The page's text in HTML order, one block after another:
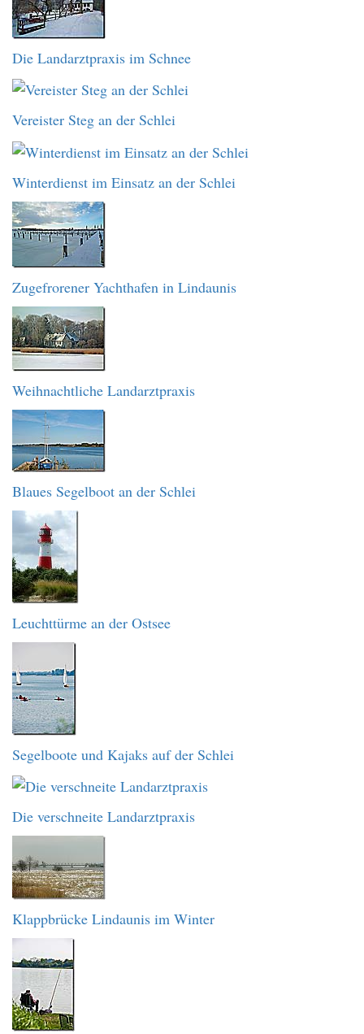
Die Landarztpraxis im Schnee
Vereister Steg an der Schlei
Winterdienst im Einsatz an der Schlei
Zugefrorener Yachthafen in Lindaunis
Weihnachtliche Landarztpraxis
Blaues Segelboot an der Schlei
Leuchttürme an der Ostsee
Segelboote und Kajaks auf der Schlei
Die verschneite Landarztpraxis
Klappbrücke Lindaunis im Winter